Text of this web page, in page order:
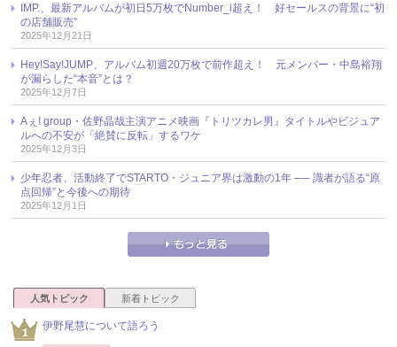
IMP.、最新アルバムが初日5万枚でNumber_i超え！ 好セールスの背景に“初
の店舗販売”
2025年12月21日
Hey!Say!JUMP、アルバム初週20万枚で前作超え！ 元メンバー・中島裕翔
が漏らした“本音”とは？
2025年12月7日
Aぇ! group・佐野晶哉主演アニメ映画『トリツカレ男』タイトルやビジュア
ルへの不安が「絶賛に反転」するワケ
2025年12月3日
少年忍者、活動終了でSTARTO・ジュニア界は激動の1年 ── 識者が語る“原
点回帰”と今後への期待
2025年12月1日
人気トピック 新着トピック
伊野尾慧について語ろう